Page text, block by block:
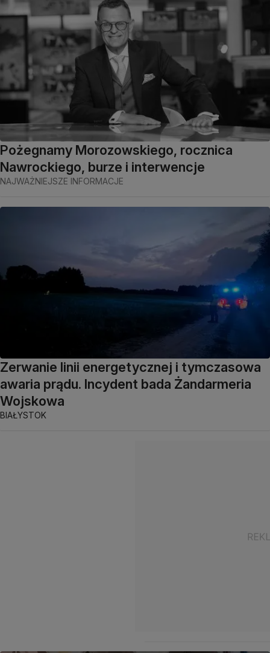
Pożegnamy Morozowskiego, rocznica
Nawrockiego, burze i interwencje
NAJWAŻNIEJSZE INFORMACJE
Zerwanie linii energetycznej i tymczasowa
awaria prądu. Incydent bada Żandarmeria
Wojskowa
BIAŁYSTOK